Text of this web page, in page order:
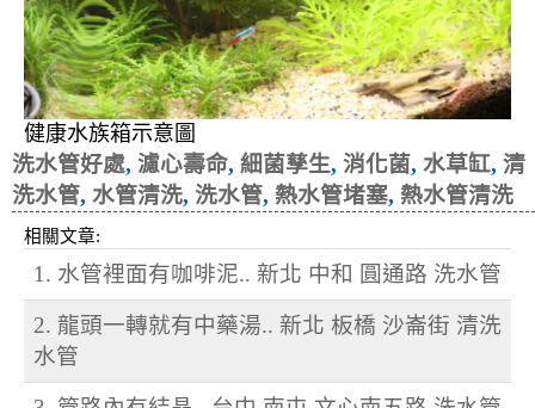
健康水族箱示意圖
洗水管好處, 濾心壽命, 細菌孳生, 消化菌, 水草缸, 清
洗水管, 水管清洗, 洗水管, 熱水管堵塞, 熱水管清洗
相關文章:
1. 水管裡面有咖啡泥.. 新北 中和 圓通路 洗水管
2. 龍頭一轉就有中藥湯.. 新北 板橋 沙崙街 清洗
水管